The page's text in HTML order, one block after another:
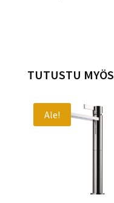
TUTUSTU MYÖS
Ale!